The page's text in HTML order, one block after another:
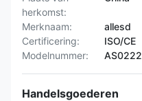
herkomst:
Merknaam:
allesd
Certificering:
ISO/CE
Modelnummer:
AS0222
Handelsgoederen